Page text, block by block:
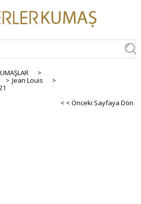
>
> Jean Louis
>
< < Önceki Sayfaya Dön